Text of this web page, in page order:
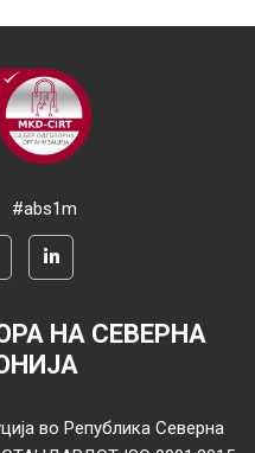
#abs1m
НА СЕВЕРНА
во Република Северна